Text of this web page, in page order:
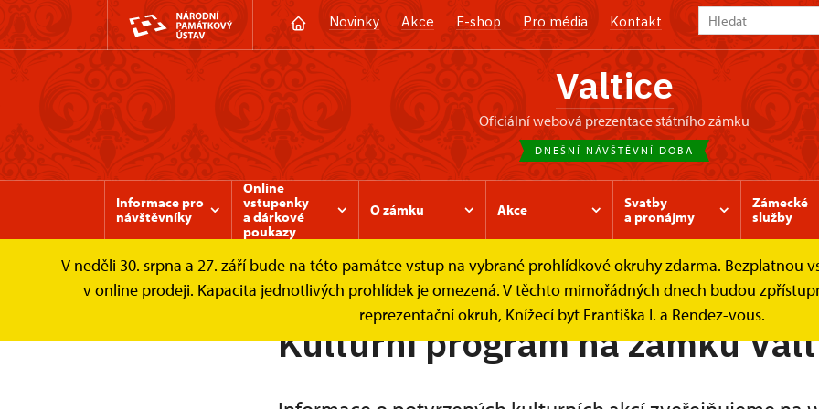
Novinky Akce E-shop Pro média Kontakt
Valtice
oficiální webová prezentace státního zámku
DNEŠNÍ NÁVŠTĚVNÍ DOBA
Informace pro
návštěvníky
Online
vstupenky
a dárkové
poukazy
O zámku Akce
Svatby
a pronájmy
Zámecké
služby
V neděli 30. srpna a 27. září bude na této památce vstup na vybrané prohlídkové okruhy zdarma. Bezplatnou
v online prodeji. Kapacita jednotlivých prohlídek je omezená. V těchto mimořádných dnech budou
reprezentační okruh, Knížecí byt Františka I. a Rendez-vous.
Zámek Valtice Akce Aktuální akce
Kulturní program na zámku